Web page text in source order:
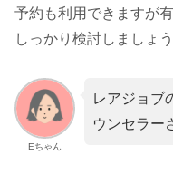
予約も利用できますが
しっかり検討しましょう
Eちゃん
レアジョブ
ウンセラー